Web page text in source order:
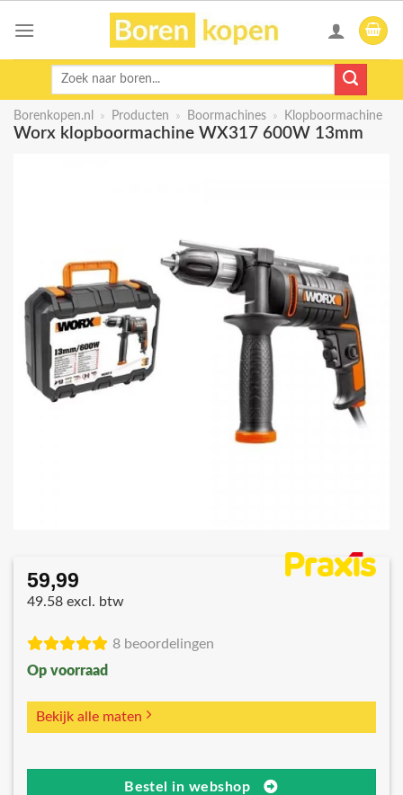
Zoeken
Borenkopen.nl » Producten » Boormachines » Klopboormachine
Worx klopboormachine WX317 600W 13mm
59,99
49.58 excl. btw
8 beoordelingen
Op voorraad
Bekijk alle maten
Bestel in webshop